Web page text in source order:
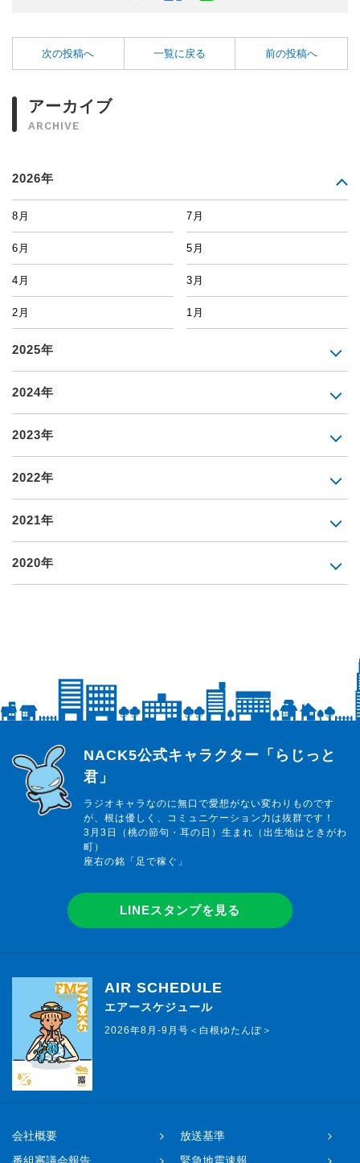
次の投稿へ 一覧に戻る 前の投稿へ
アーカイブ
ARCHIVE
2026年
8月 7月
6月 5月
4月 3月
2月 1月
2025年
2024年
2023年
2022年
2021年
2020年
らじっと君
NACK5公式キャラクター「らじっと
君」
ラジオキャラなのに無口で愛想がない変わりものです
が、根は優しく、コミュニケーション力は抜群です！
3月3日（桃の節句・耳の日）生まれ（出生地はときがわ
町）
座右の銘「足で稼ぐ」
LINEスタンプを見る
AIR SCHEDULE
エアースケジュール
2026年8月-9月号＜白根ゆたんぽ＞
会社概要
放送基準
番組審議会報告
緊急地震速報